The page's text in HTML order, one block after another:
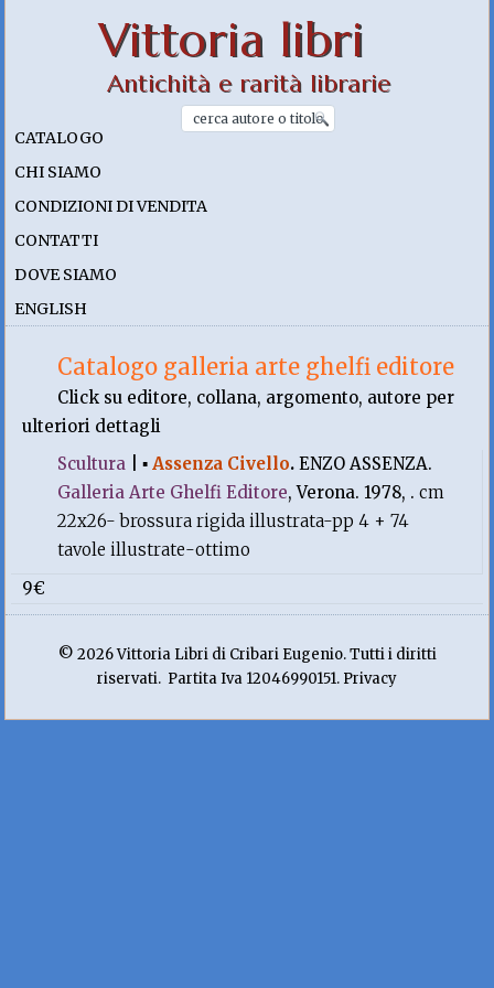
Vittoria libri
Antichità e rarità librarie
CATALOGO
CHI SIAMO
CONDIZIONI DI VENDITA
CONTATTI
DOVE SIAMO
ENGLISH
Catalogo galleria arte ghelfi editore
Click su editore, collana, argomento, autore per
ulteriori dettagli
Scultura |▪Assenza Civello.ENZO ASSENZA.
Galleria Arte Ghelfi Editore, Verona. 1978, .cm
22x26- brossura rigida illustrata-pp 4 + 74
tavole illustrate-ottimo
9€
© 2026 Vittoria Libri di Cribari Eugenio. Tutti i diritti
riservati. Partita Iva 12046990151. Privacy